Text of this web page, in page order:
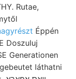
Rutae,
Éppén
Doszuluj
Generationen
láthatni